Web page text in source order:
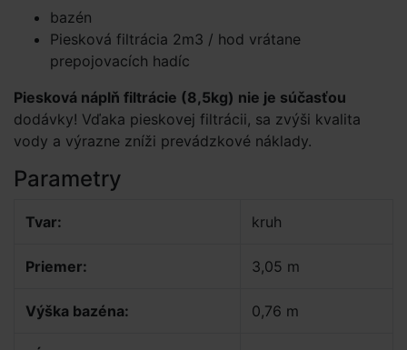
bazén
Piesková filtrácia 2m3 / hod vrátane
prepojovacích hadíc
Piesková náplň filtrácie (8,5kg) nie je súčasťou
dodávky! Vďaka pieskovej filtrácii, sa zvýši kvalita
vody a výrazne zníži prevádzkové náklady.
Parametry
Tvar: kruh
Priemer: 3,05 m
Výška bazéna: 0,76 m